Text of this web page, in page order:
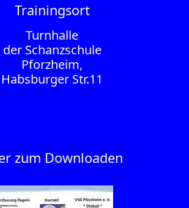
Trainingsort
Turnhalle
der Schanzschule
Pforzheim,
Habsburger Str.11
zum Downloaden